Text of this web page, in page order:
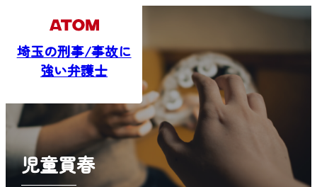
埼玉の刑事/事故に
児童買春